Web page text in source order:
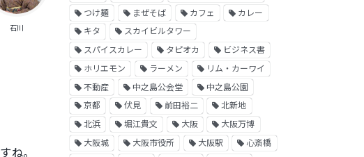
石川
すね。
つけ麺
まぜそば カフェ
カレー
キタ
スカイビルタワー
スパイスカレー
タピオカ
ビジネス書
ホリエモン
ラーメン
リム・カーワイ
不動産
中之島公会堂
中之島公園
京都
伏見 前田裕二
北新地
北浜
堀江貴文 大阪
大阪万博
大阪城
大阪市役所 大阪駅
心斎橋